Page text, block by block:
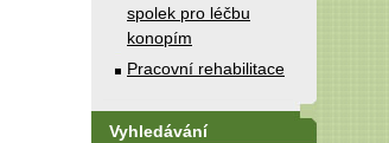
spolek pro léčbu
konopím
Pracovní rehabilitace
Vyhledávání